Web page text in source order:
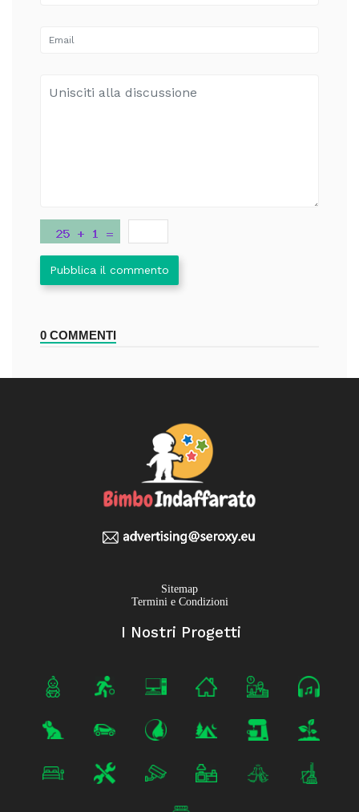
Pubblica il commento
0 COMMENTI
Sitemap
Termini e Condizioni
I Nostri Progetti